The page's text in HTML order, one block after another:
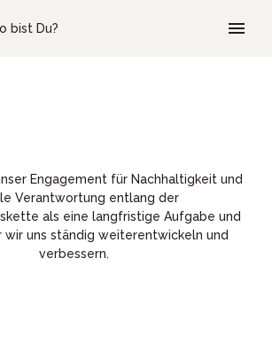
bist Du?
Engagement für Nachhaltigkeit und
Verantwortung entlang der
als eine langfristige Aufgabe und
wir uns ständig weiterentwickeln und
verbessern.